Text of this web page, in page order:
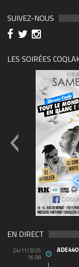
SUIVEZ-NOUS
LES SOIRÉES
EN DIRECT
24/11/2025
16:08